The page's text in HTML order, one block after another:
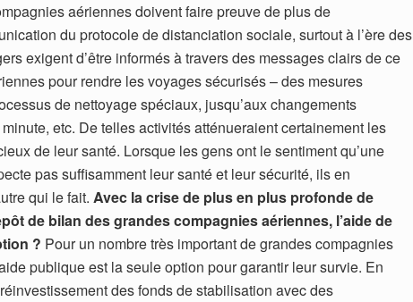
aériennes doivent faire preuve de plus de
du protocole de distanciation sociale, surtout à l’ère des
exigent d’être informés à travers des messages clairs de ce
pour rendre les voyages sécurisés – des mesures
de nettoyage spéciaux, jusqu’aux changements
etc. De telles activités atténueraient certainement les
de leur santé. Lorsque les gens ont le sentiment qu’une
pas suffisamment leur santé et leur sécurité, ils en
qui le fait. Avec la crise de plus en plus profonde de
de bilan des grandes compagnies aériennes, l’aide de
? Pour un nombre très important de grandes compagnies
publique est la seule option pour garantir leur survie. En
des fonds de stabilisation avec des